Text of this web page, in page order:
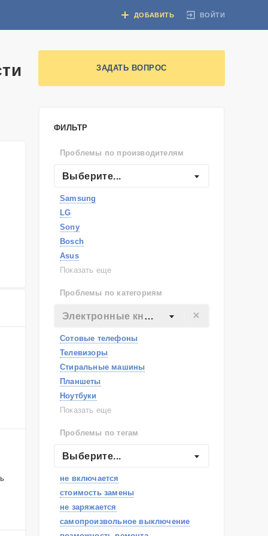
ВОЙТИ
ДОБАВИТЬ
ЗАДАТЬ ВОПРОС
ФИЛЬТР
Проблемы по производителям
Выберите...
Samsung
LG
Sony
Bosch
Asus
Lenovo
Apple
Indesit
Показать еще
Проблемы по категориям
Электронные книги
Сотовые телефоны
Телевизоры
Стиральные машины
Планшеты
Ноутбуки
Холодильники
Посудомоечные машины
Наушники
Показать еще
Проблемы по тегам
Выберите...
не включается
стоимость замены
не заряжается
самопроизвольное выключение